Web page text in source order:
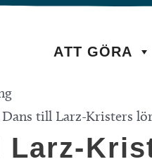
ATT GÖRA
Dans till Larz-Kristers
Larz-